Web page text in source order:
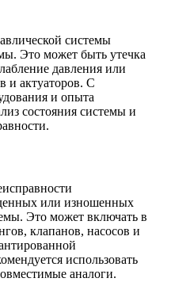
системы
Это может быть утечка
давления или
и актуаторов. С
и опыта
состояния системы и
или изношенных
Это может включать в
клапанов, насосов и
использовать
аналоги.